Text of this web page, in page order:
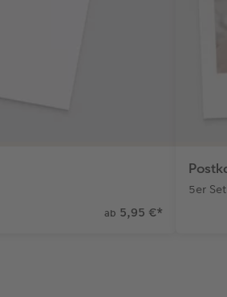
ab 5,95 €*
5er